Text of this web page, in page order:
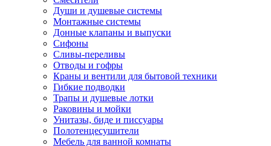
Души и душевые системы
Монтажные системы
Донные клапаны и выпуски
Сифоны
Сливы-переливы
Отводы и гофры
Краны и вентили для бытовой техники
Гибкие подводки
Трапы и душевые лотки
Раковины и мойки
Унитазы, биде и писсуары
Полотенцесушители
Мебель для ванной комнаты